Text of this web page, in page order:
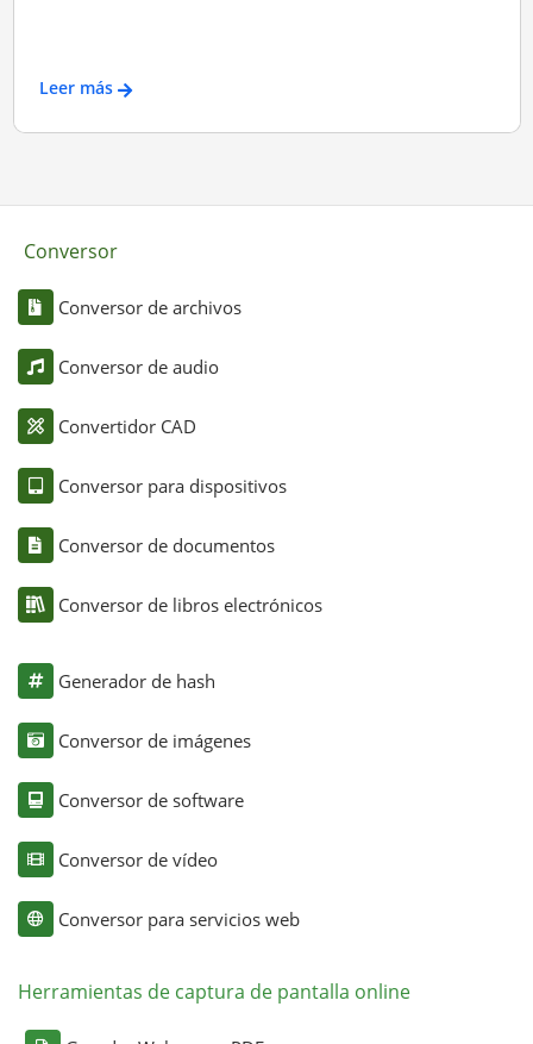
Leer más
Conversor
Conversor de archivos
Conversor de audio
Convertidor CAD
Conversor para dispositivos
Conversor de documentos
Conversor de libros electrónicos
Generador de hash
Conversor de imágenes
Conversor de software
Conversor de vídeo
Conversor para servicios web
Herramientas de captura de pantalla online